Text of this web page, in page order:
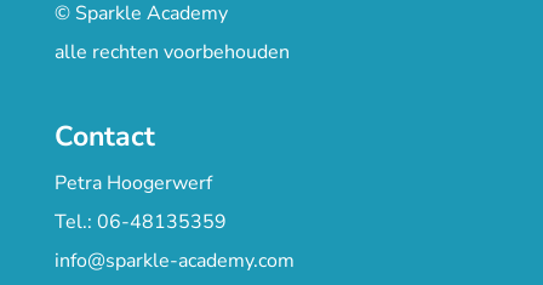
© Sparkle Academy
alle rechten voorbehouden
Contact
Petra Hoogerwerf
Tel.: 06-48135359
info@sparkle-academy.com